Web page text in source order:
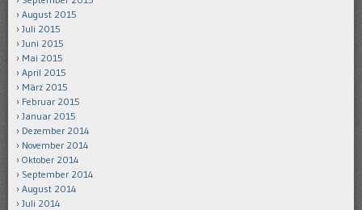
August 2015
Juli 2015
Juni 2015
Mai 2015
April 2015
März 2015
Februar 2015
Januar 2015
Dezember 2014
November 2014
Oktober 2014
September 2014
August 2014
Juli 2014